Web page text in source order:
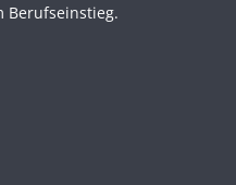
Berufseinstieg.